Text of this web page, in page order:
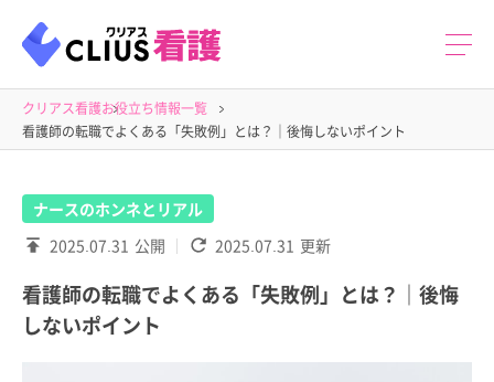
クリアス看護お役立ち情報一覧
看護師の転職でよくある「失敗例」とは？｜後悔しないポイント
ナースのホンネとリアル
2025.07.31 公開 2025.07.31 更新
看護師の転職でよくある「失敗例」とは？｜後悔
しないポイント